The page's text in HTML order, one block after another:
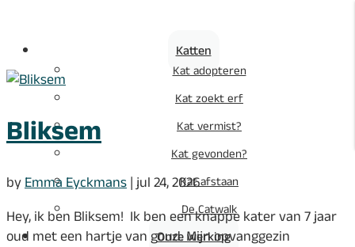
Katten
Kat adopteren
Kat zoekt erf
Kat vermist?
Kat gevonden?
Kat afstaan
De Catwalk
Onze werking
Bliksem
byEmma Eyckmans | jul 24, 2026
Hey, ik ben Bliksem! Ik ben een knappe kater van 7 jaar
oud met een hartje van goud. Mijn opvanggezin